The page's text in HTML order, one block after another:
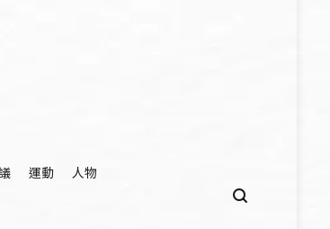
運動 人物